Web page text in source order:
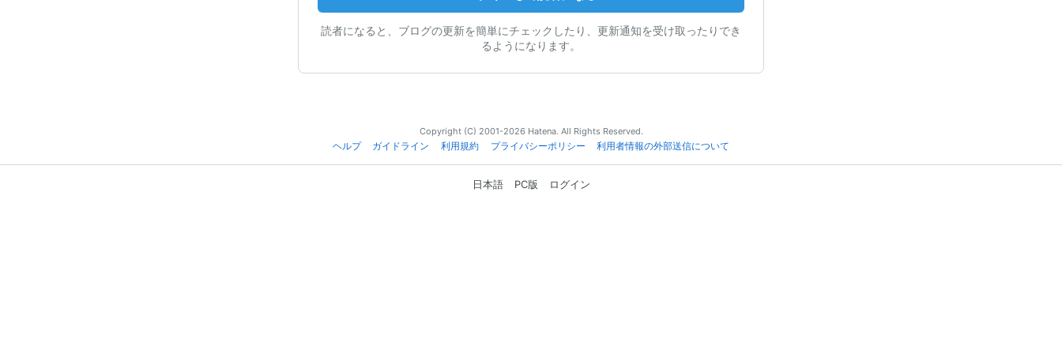
読者になると、ブログの更新を簡単にチェックしたり、更新通知を受け取ったりでき
るようになります。
Copyright (C) 2001-2026 Hatena. All Rights Reserved.
ヘルプ
ガイドライン 利用規約 プライバシーポリシー 利用者情報の外部送信について
日本語 PC版 ログイン